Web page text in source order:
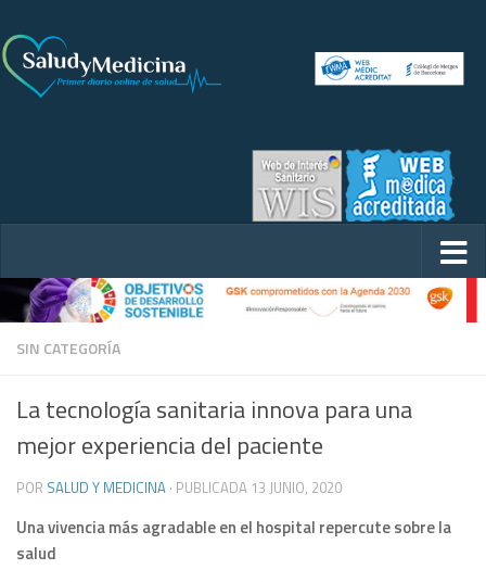
SIN CATEGORÍA
La tecnología sanitaria innova para una
mejor experiencia del paciente
POR SALUD Y MEDICINA · PUBLICADA 13 JUNIO, 2020
Una vivencia más agradable en el hospital repercute sobre la
salud